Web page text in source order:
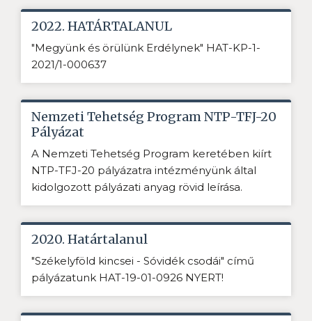
2022. HATÁRTALANUL
"Megyünk és örülünk Erdélynek" HAT-KP-1-
2021/1-000637
Nemzeti Tehetség Program NTP-TFJ-20
Pályázat
A Nemzeti Tehetség Program keretében kiírt
NTP-TFJ-20 pályázatra intézményünk által
kidolgozott pályázati anyag rövid leírása.
2020. Határtalanul
"Székelyföld kincsei - Sóvidék csodái" című
pályázatunk HAT-19-01-0926 NYERT!